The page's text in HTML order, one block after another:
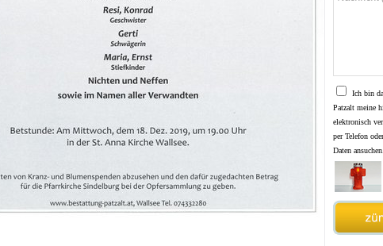
Ich bin
Patzalt meine
elektronisch
per Telefon
Daten ansuchen.